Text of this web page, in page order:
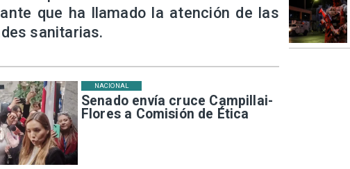
Senado envía cruce Campillai-
Flores a Comisión de Ética
NACIONAL
que ha llamado la atención de las
sanitarias.